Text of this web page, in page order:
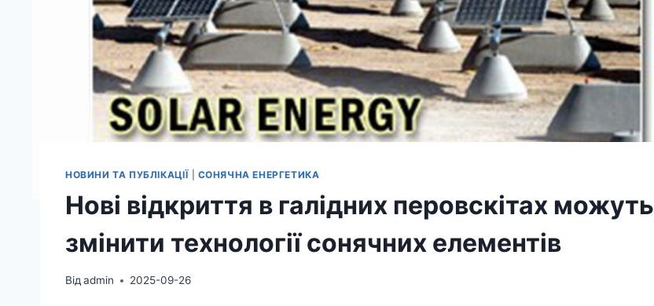
НОВИНИ ТА ПУБЛІКАЦІЇ| СОНЯЧНА ЕНЕРГЕТИКА
Нові відкриття в галідних перовскітах можуть
змінити технології сонячних елементів
Відadmin 2025-09-26